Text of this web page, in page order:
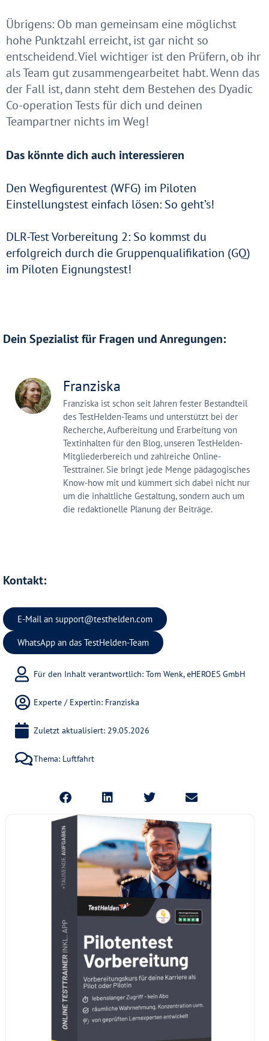
Übrigens: Ob man gemeinsam eine möglichst
hohe Punktzahl erreicht, ist gar nicht so
entscheidend. Viel wichtiger ist den Prüfern, ob ihr
als Team gut zusammengearbeitet habt. Wenn das
der Fall ist, dann steht dem Bestehen des Dyadic
Co-operation Tests für dich und deinen
Teampartner nichts im Weg!
Das könnte dich auch interessieren
Den Wegfigurentest (WFG) im Piloten
Einstellungstest einfach lösen: So geht’s!
DLR-Test Vorbereitung 2: So kommst du
erfolgreich durch die Gruppenqualifikation (GQ)
im Piloten Eignungstest!
Dein Spezialist für Fragen und Anregungen:
Franziska
Franziska ist schon seit Jahren fester Bestandteil
des TestHelden-Teams und unterstützt bei der
Recherche, Aufbereitung und Erarbeitung von
Textinhalten für den Blog, unseren TestHelden-
Mitgliederbereich und zahlreiche Online-
Testtrainer. Sie bringt jede Menge pädagogisches
Know-how mit und kümmert sich dabei nicht nur
um die inhaltliche Gestaltung, sondern auch um
die redaktionelle Planung der Beiträge.
Kontakt:
E-Mail an support@testhelden.com
WhatsApp an das TestHelden-Team
Für den Inhalt verantwortlich: Tom Wenk, eHEROES GmbH
Experte / Expertin: Franziska
Zuletzt aktualisiert: 29.05.2026
Thema: Luftfahrt